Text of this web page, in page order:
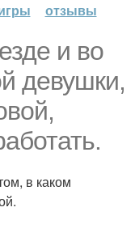
отзывы
и во
девушки,
в каком